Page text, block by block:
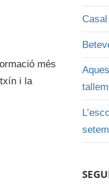
més
i la
Casal